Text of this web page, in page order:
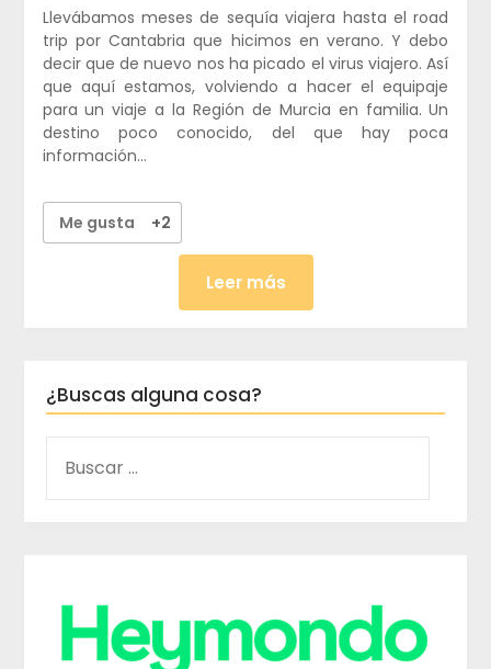
Llevábamos meses de sequía viajera hasta el road
trip por Cantabria que hicimos en verano. Y debo
decir que de nuevo nos ha picado el virus viajero. Así
que aquí estamos, volviendo a hacer el equipaje
para un viaje a la Región de Murcia en familia. Un
destino poco conocido, del que hay poca
información…
Me gusta +2
Leer más
¿Buscas alguna cosa?